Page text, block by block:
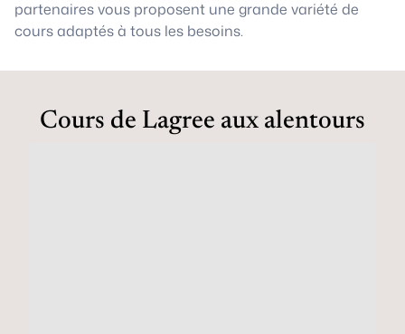
partenaires vous proposent une grande variété de
cours adaptés à tous les besoins.
Cours de Lagree aux alentours